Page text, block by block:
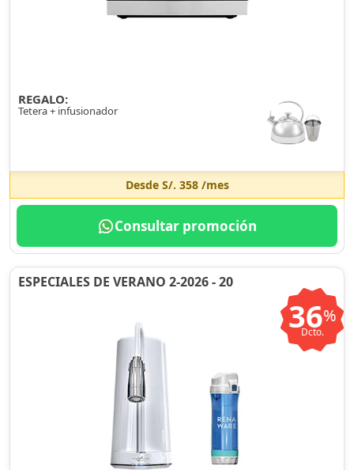
REGALO:
Tetera + infusionador
Desde S/. 358/mes
Consultar promoción
ESPECIALES DE VERANO 2-2026 - 20
36%
Dcto.